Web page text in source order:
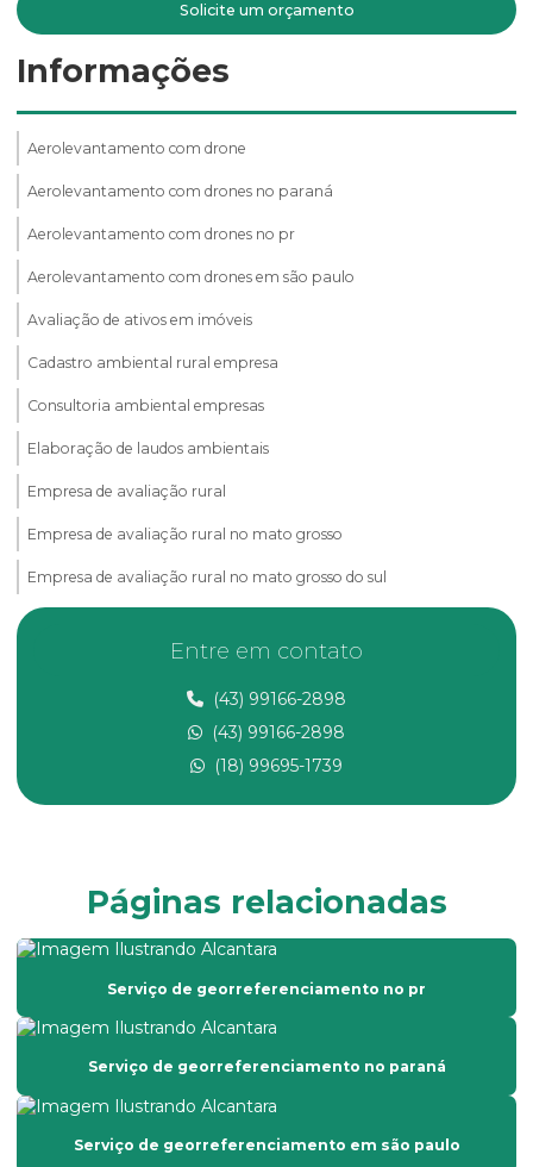
Solicite um orçamento
Informações
Aerolevantamento com drone
Aerolevantamento com drones no paraná
Aerolevantamento com drones no pr
Aerolevantamento com drones em são paulo
Avaliação de ativos em imóveis
Cadastro ambiental rural empresa
Consultoria ambiental empresas
Elaboração de laudos ambientais
Empresa de avaliação rural
Empresa de avaliação rural no mato grosso
Empresa de avaliação rural no mato grosso do sul
Empresa de consultoria ambiental
Empresa de georreferenciamento
Empresa prestadora de serviços de topografia
Empresa que faz laudo de avaliação de imóveis
Empresa de topografia em são paulo
Empresa de topografia em sp
Entre em contato
(43) 99166-2898
(43) 99166-2898
(18) 99695-1739
Páginas relacionadas
Serviço de georreferenciamento no pr
Serviço de georreferenciamento no paraná
Serviço de georreferenciamento em são paulo